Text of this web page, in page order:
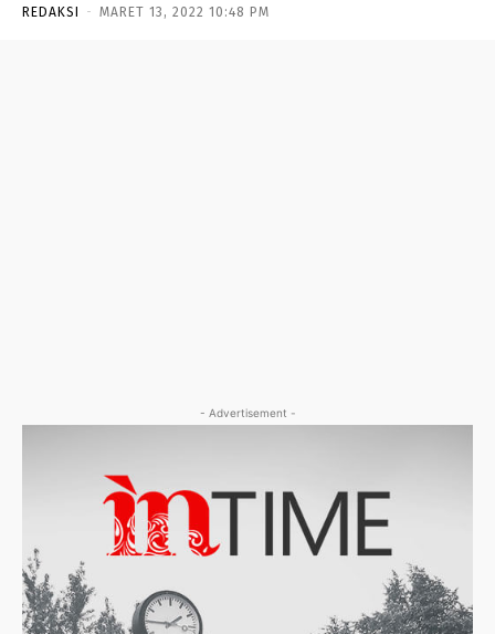
REDAKSI - MARET 13, 2022 10:48 PM
- Advertisement -